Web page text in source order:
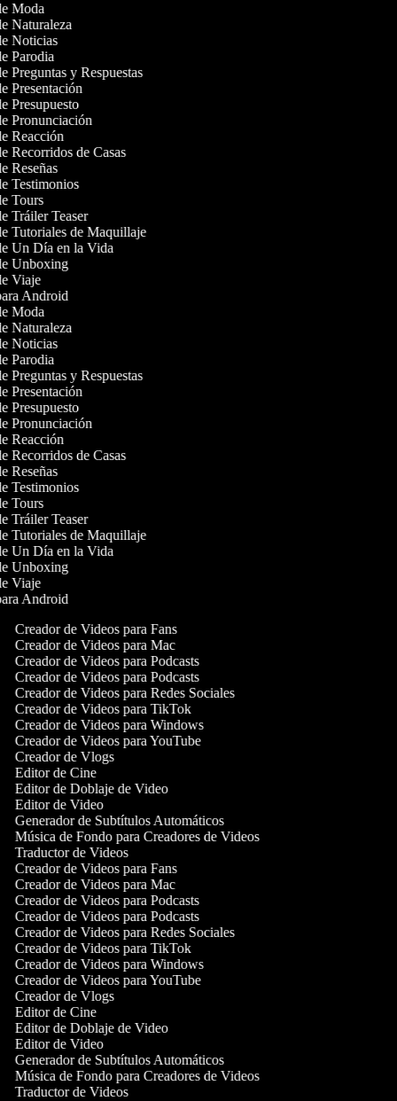
Moda
Naturaleza
Noticias
Parodia
Preguntas y Respuestas
Presentación
Presupuesto
Pronunciación
Reacción
Recorridos de Casas
Reseñas
Testimonios
Tours
Tráiler Teaser
Tutoriales de Maquillaje
Un Día en la Vida
Unboxing
Viaje
Android
Moda
Naturaleza
Noticias
Parodia
Preguntas y Respuestas
Presentación
Presupuesto
Pronunciación
Reacción
Recorridos de Casas
Reseñas
Testimonios
Tours
Tráiler Teaser
Tutoriales de Maquillaje
Un Día en la Vida
Unboxing
Viaje
Android
Creador de Videos para Fans
Creador de Videos para Mac
Creador de Videos para Podcasts
Creador de Videos para Podcasts
Creador de Videos para Redes Sociales
Creador de Videos para TikTok
Creador de Videos para Windows
Creador de Videos para YouTube
Creador de Vlogs
Editor de Cine
Editor de Doblaje de Video
Editor de Video
Generador de Subtítulos Automáticos
Música de Fondo para Creadores de Videos
Traductor de Videos
Creador de Videos para Fans
Creador de Videos para Mac
Creador de Videos para Podcasts
Creador de Videos para Podcasts
Creador de Videos para Redes Sociales
Creador de Videos para TikTok
Creador de Videos para Windows
Creador de Videos para YouTube
Creador de Vlogs
Editor de Cine
Editor de Doblaje de Video
Editor de Video
Generador de Subtítulos Automáticos
Música de Fondo para Creadores de Videos
Traductor de Videos